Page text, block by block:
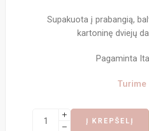
Supakuota į prabangią,
kartoninę dviejų
Pagaminta
Turime
Į KREPŠELĮ